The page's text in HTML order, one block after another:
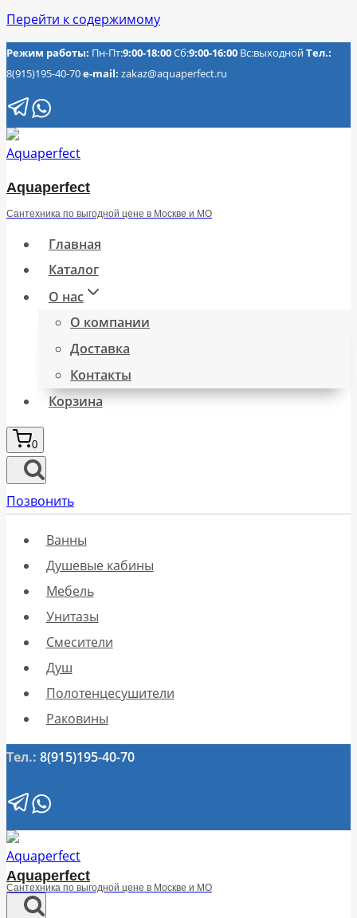
Перейти к содержимому
Режим работы: Пн-Пт:9:00-18:00Сб:9:00-16:00 Вс:выходнойТел.:
8(915)195-40-70e-mail: zakaz@aquaperfect.ru
Aquaperfect
Сантехника по выгодной цене в Москве и МО
Главная
Каталог
О нас
О компании
Доставка
Контакты
Корзина
0
Позвонить
Ванны
Душевые кабины
Мебель
Унитазы
Смесители
Душ
Полотенцесушители
Раковины
Тел.: 8(915)195-40-70
Aquaperfect
Сантехника по выгодной цене в Москве и МО